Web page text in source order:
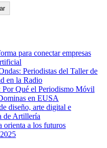
para conectar empresas
Periodistas del Taller de
en la Radio
Qué el Periodismo Móvil
en EUSA
diseño, arte digital e
de Artillería
orienta a los futuros